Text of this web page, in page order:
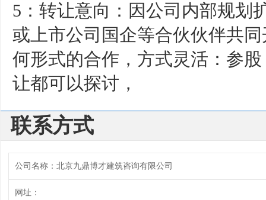
5：转让意向：因公司内部规划
或上市公司国企等合伙伙伴共
何形式的合作，方式灵活：参
让都可以探讨，
联系方式
公司名称：北京九鼎博才建筑咨询有限公司
网址：